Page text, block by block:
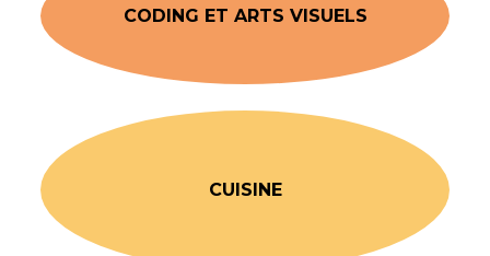
CODING ET ARTS VISUELS
CUISINE